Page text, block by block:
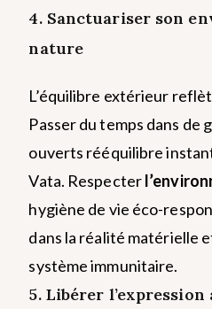
4. Sanctuariser son
nature
L’équilibre extérieur
Passer du temps dans de
ouverts rééquilibre
Vata. Respecter
hygiène de vie éco-
dans la réalité matérielle
système immunitaire.
5. Libérer